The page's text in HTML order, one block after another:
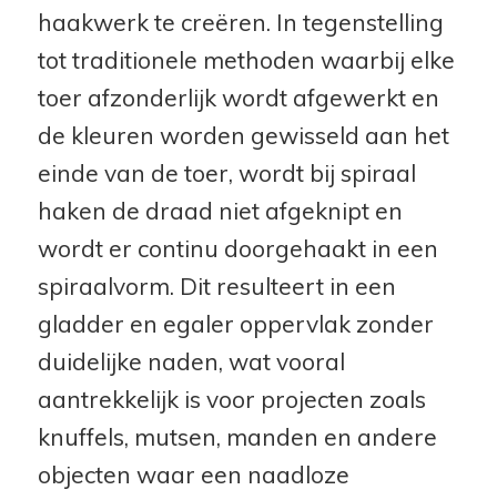
haakwerk te creëren. In tegenstelling
tot traditionele methoden waarbij elke
toer afzonderlijk wordt afgewerkt en
de kleuren worden gewisseld aan het
einde van de toer, wordt bij spiraal
haken de draad niet afgeknipt en
wordt er continu doorgehaakt in een
spiraalvorm. Dit resulteert in een
gladder en egaler oppervlak zonder
duidelijke naden, wat vooral
aantrekkelijk is voor projecten zoals
knuffels, mutsen, manden en andere
objecten waar een naadloze